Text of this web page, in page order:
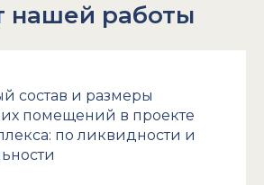
нашей работы
состав и размеры
помещений в проекте
по ликвидности и